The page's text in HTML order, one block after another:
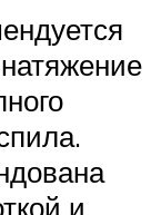
и